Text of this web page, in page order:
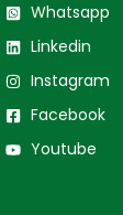
Whatsapp
Linkedin
Instagram
Facebook
Youtube